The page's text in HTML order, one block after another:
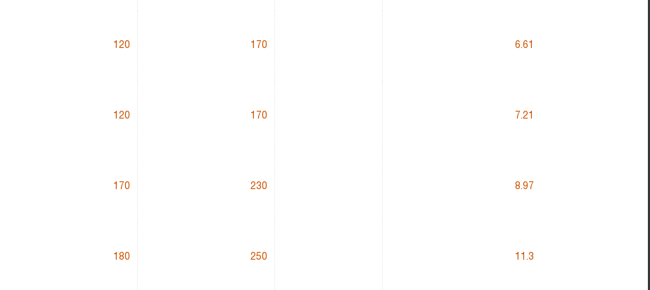
120 170 6.61
120 170 7.21
170 230 8.97
180 250 11.3